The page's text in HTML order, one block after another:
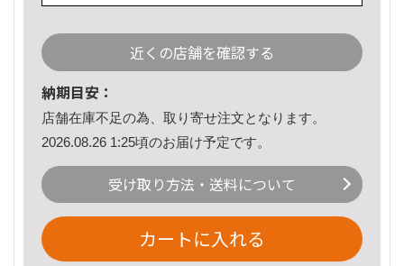
近くの店舗を確認する
納期目安：
店舗在庫不足の為、取り寄せ注文となります。
2026.08.26 1:25頃のお届け予定です。
受け取り方法・送料について
カートに入れる